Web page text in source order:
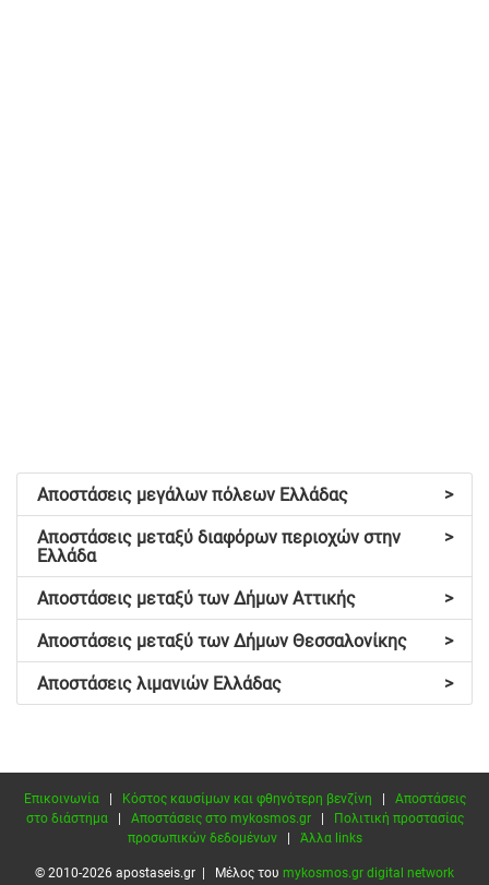
>
Αποστάσεις μεγάλων πόλεων Ελλάδας
>
Αποστάσεις μεταξύ διαφόρων περιοχών στην
Ελλάδα
>
Αποστάσεις μεταξύ των Δήμων Αττικής
>
Αποστάσεις μεταξύ των Δήμων Θεσσαλονίκης
>
Αποστάσεις λιμανιών Ελλάδας
Επικοινωνία| Κόστος καυσίμων και φθηνότερη βενζίνη
Αποστάσεις
στο διάστημα| Αποστάσεις στο mykosmos.gr|
Πολιτική προστασίας
προσωπικών δεδομένων| Άλλα links
© 2010-2026 apostaseis.gr | Μέλος του mykosmos.gr digital network